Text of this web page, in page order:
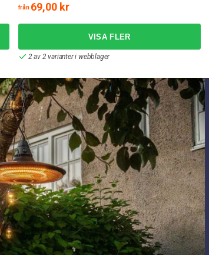
från 69,00 kr
2 av 2 varianter i webblager